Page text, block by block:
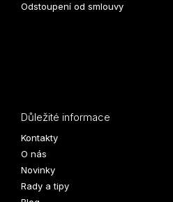
Odstoupení od smlouvy
Důležité informace
Kontakty
O nás
Novinky
Rady a tipy